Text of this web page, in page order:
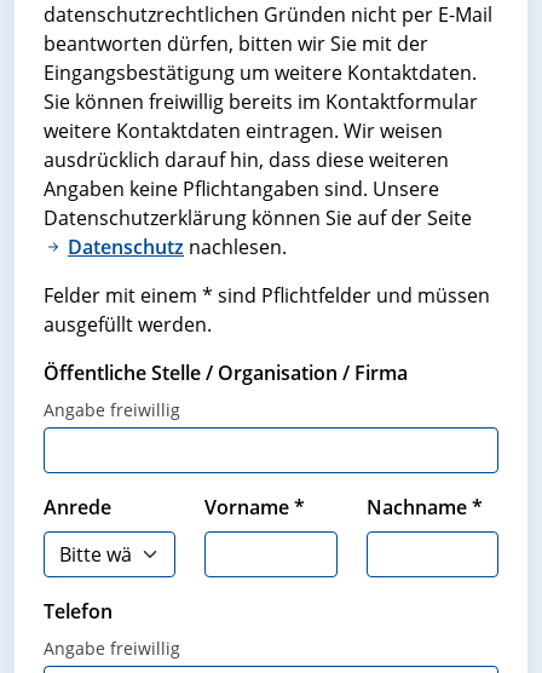
datenschutzrechtlichen Gründen nicht per E-Mail
beantworten dürfen, bitten wir Sie mit der
Eingangsbestätigung um weitere Kontaktdaten.
Sie können freiwillig bereits im Kontaktformular
weitere Kontaktdaten eintragen. Wir weisen
ausdrücklich darauf hin, dass diese weiteren
Angaben keine Pflichtangaben sind. Unsere
Datenschutzerklärung können Sie auf der Seite
Datenschutz nachlesen.
Felder mit einem * sind Pflichtfelder und müssen
ausgefüllt werden.
Öffentliche Stelle / Organisation / Firma
Angabe freiwillig
Anrede Vorname* Nachname*
Telefon
Angabe freiwillig